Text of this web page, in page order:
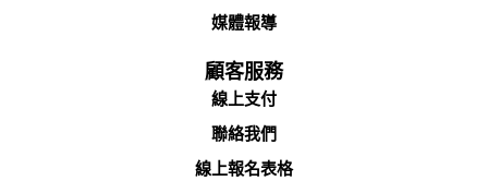
媒體報導
顧客服務
線上支付
聯絡我們
線上報名表格